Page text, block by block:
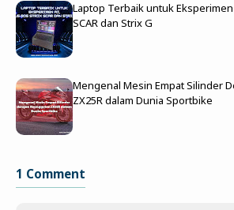
Laptop Terbaik untuk Eksperimen
SCAR dan Strix G
Mengenal Mesin Empat Silinder
ZX25R dalam Dunia Sportbike
1 Comment